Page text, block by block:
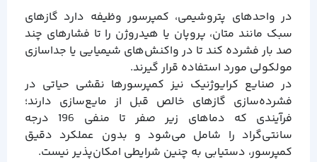
در واحدهای پتروشیمی، کمپرسور وظیفه دارد گازهای
سبک مانند متان، پروپان یا هیدروژن را تا فشارهای چند
صد بار فشرده کند تا در واکنش‌های شیمیایی یا جداسازی
مولکولی مورد استفاده قرار گیرند.
در صنایع کرایوژنیک نیز کمپرسورها نقشی حیاتی در
فشرده‌سازی گازهای خالص قبل از مایع‌سازی دارند؛
فرآیندی که دماهای زیر صفر تا منفی 196 درجه
سانتی‌گراد را شامل می‌شود و بدون عملکرد دقیق
کمپرسور، دستیابی به چنین شرایطی امکان‌پذیر نیست.